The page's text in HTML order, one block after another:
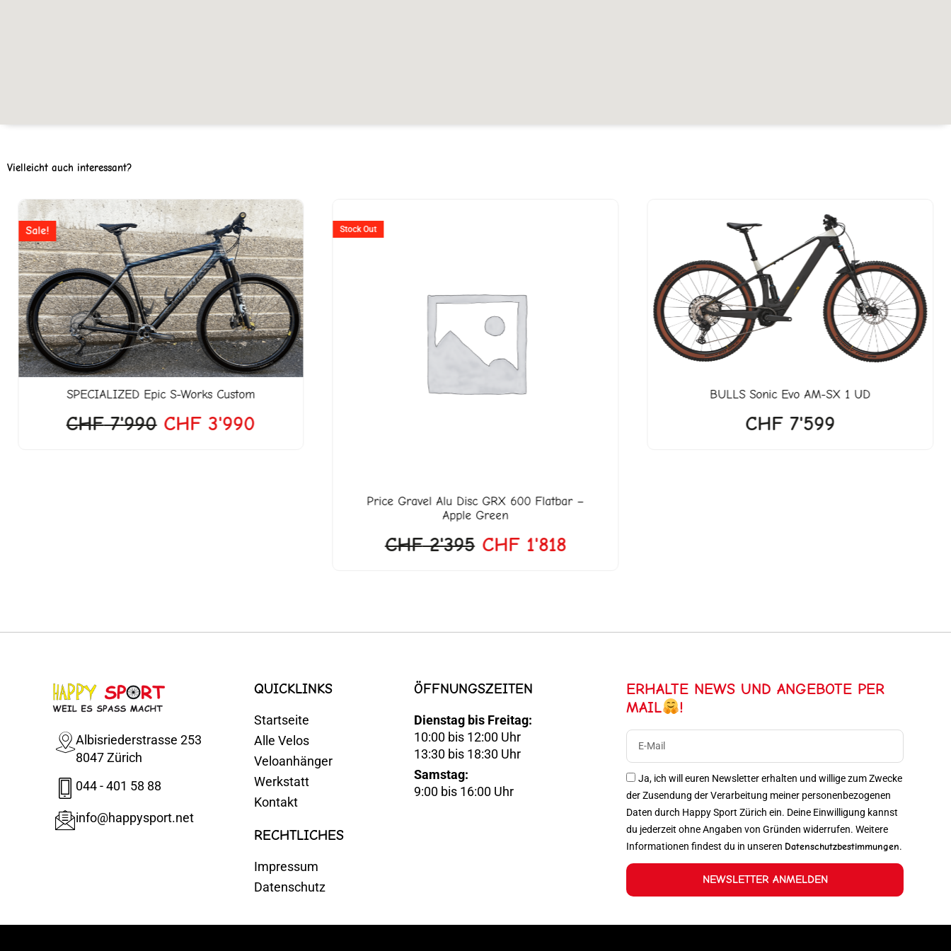
Vielleicht auch interessant?
Sale!
SPECIALIZED Epic S-Works Custom
CHF7'990
Ursprünglicher
Preis
war:
CHF 7'990
CHF3'990
Aktueller
Preis
ist:
CHF 3'990.
Stock Out
Price Gravel Alu Disc GRX 600 Flatbar –
Apple Green
CHF2'395
CHF 2'395
CHF1'818
BULLSSonic Evo AM-SX 1 UD
CHF7'599
Albisriederstrasse 253
8047 Zürich
044 - 401 58 88
info@happysport.net
QUICKLINKS
Startseite
Alle Velos
Veloanhänger
Werkstatt
Kontakt
RECHTLICHES
Impressum
Datenschutz
ÖFFNUNGSZEITEN
Dienstag bis Freitag:
10:00 bis 12:00 Uhr
13:30 bis 18:30 Uhr
Samstag:
9:00 bis 16:00 Uhr
ERHALTE NEWS UND ANGEBOTE PER
MAIL
!
Ja, ich will euren Newsletter erhalten und willige zum Zwecke
der Zusendung der Verarbeitung meiner personenbezogenen
Daten durch Happy Sport Zürich ein. Deine Einwilligung kannst
du jederzeit ohne Angaben von Gründen widerrufen. Weitere
Informationen findest du in unseren Datenschutzbestimmungen.
NEWSLETTER ANMELDEN